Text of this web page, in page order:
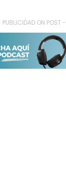
PUBLICIDAD ON POST -